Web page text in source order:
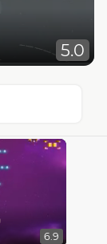
5.0
6.9